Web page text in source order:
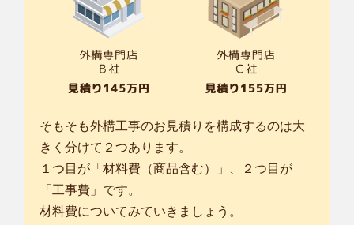
そもそも外構工事のお見積りを構成するのは大
きく分けて２つあります。
１つ目が「材料費（商品含む）」、２つ目が
「工事費」です。
材料費についてみていきましょう。